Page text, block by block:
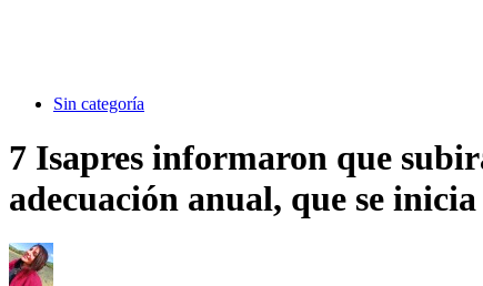
Sin categoría
7 Isapres informaron que
adecuación anual, que se